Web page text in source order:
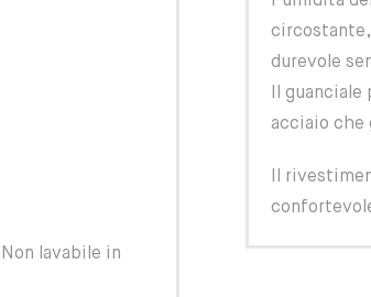
lavabile in
circostante,
durevole
Il
acciaio che
Il